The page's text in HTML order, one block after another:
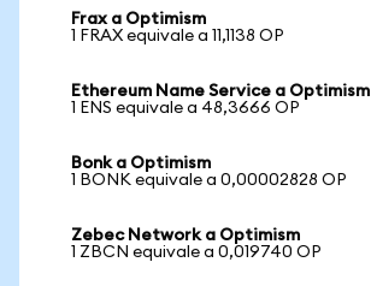
Frax a Optimism
1 FRAX equivale a 11,1138 OP
Ethereum Name Service a Optimism
1 ENS equivale a 48,3666 OP
Bonk a Optimism
1 BONK equivale a 0,00002828 OP
Zebec Network a Optimism
1 ZBCN equivale a 0,019740 OP